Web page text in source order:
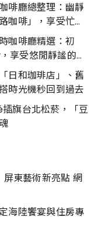
啡廳總整理：幽靜
咖啡」，享受忙裡
咖啡廳精選：初
受悠閒靜謐的午
日和珈琲店」、舊
時光機秒回到過去
旗台北松菸，「豆
東藝術新亮點 網
海陸饗宴與住房專